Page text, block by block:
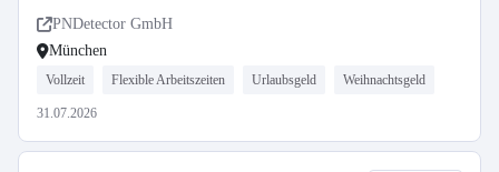
Anlagenspezialist (m/w/d) für die
Halbleiterfertigung
PNDetector GmbH
München
Vollzeit Flexible Arbeitszeiten Urlaubsgeld Weihnachtsgeld
31.07.2026